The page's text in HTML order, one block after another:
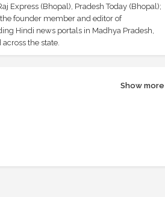
Express (Bhopal), Pradesh Today (Bhopal);
founder member and editor of
Hindi news portals in Madhya Pradesh,
the state.
Show more